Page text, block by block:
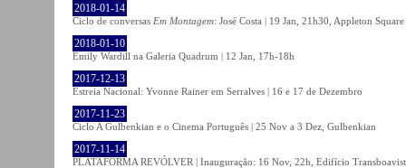
2018-01-14
Ciclo de conversas Em Montagem: José Costa | 19 Jan, 21h30, Appleton Square
2018-01-10
Emily Wardill na Galeria Quadrum | 12 Jan, 17h-18h
2017-12-13
Estreia Nacional: Yvonne Rainer em Serralves | 16 e 17 de Dezembro
2017-11-23
Ciclo A Gulbenkian e o Cinema Português | 25 Nov a 3 Dez, Gulbenkian
2017-11-14
PLATAFORMA REVÓLVER | Inauguração: 16 Nov, 22h, Edifício